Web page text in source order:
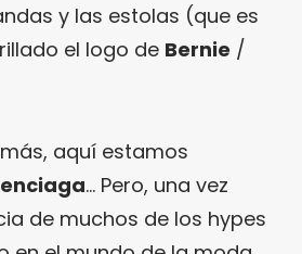
y las estolas (que es
el logo de Bernie /
aquí estamos
… Pero, una vez
de muchos de los hypes